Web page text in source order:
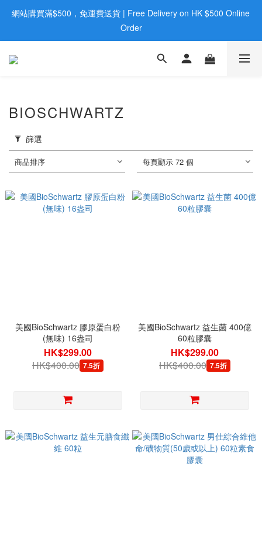
歡迎親臨旺角店購買：旺角弼街20號12樓B  |  RealDeal 保健品 |
WhatsApp 9560 0709
網站購買滿$500，免運費送貨 | Free Delivery on HK $500 Online
Order
歡迎親臨旺角店購買：旺角弼街20號12樓B  |  RealDeal 保健品 |
BIOSCHWARTZ
篩選
商品排序 每頁顯示 72 個
美國BioSchwartz 膠原蛋白粉
(無味) 16盎司
HK$299.00
HK$400.00 7.5折
美國BioSchwartz 益生菌 400億
60粒膠囊
HK$299.00
HK$400.00 7.5折